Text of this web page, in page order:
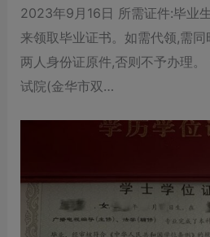
2023年9月16日 所需证件:毕业
来领取毕业证书。如需代领,需
两人身份证原件,否则不予办理
试院(金华市双…